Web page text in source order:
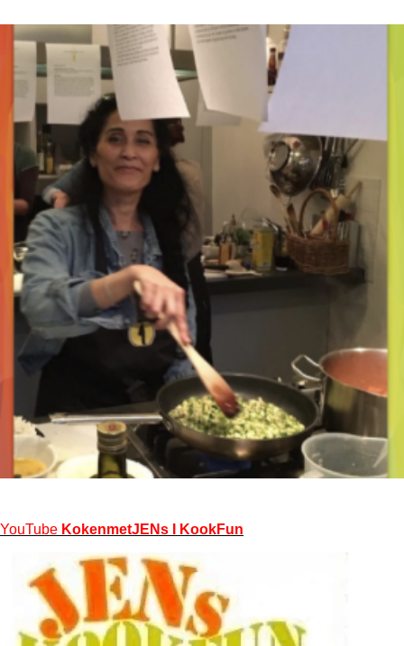
YouTube KokenmetJENs I KookFun